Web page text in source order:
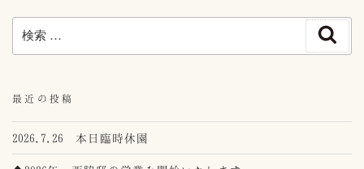
最近の投稿
2026.7.26 本日臨時休園